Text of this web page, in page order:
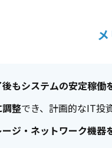
もシステムの安定稼働
整でき、計画的なIT投
ジ・ネットワーク機器